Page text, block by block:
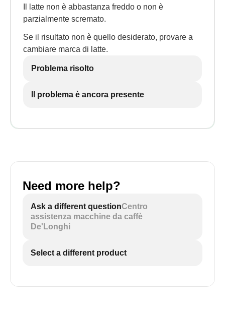
Il latte non è abbastanza freddo o non è
parzialmente scremato.
Se il risultato non è quello desiderato, provare a
cambiare marca di latte.
Problema risolto
Il problema è ancora presente
Need more help?
Ask a different questionCentro
assistenza macchine da caffè
De'Longhi
Select a different product